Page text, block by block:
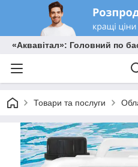
«Аквавітал»: Головний по
Товари та послуги